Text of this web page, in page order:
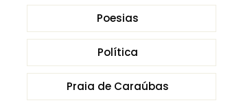
Poesias
Política
Praia de Caraúbas